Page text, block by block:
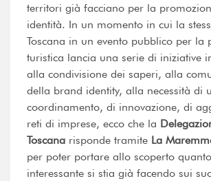
territori già facciano per la
identità. In un momento in cui la
Toscana in un evento pubblico per la
turistica lancia una serie di iniziative
alla condivisione dei saperi, alla
della brand identity, alla necessità di
coordinamento, di innovazione, di
reti di imprese, ecco che la
Toscana risponde tramite La
per poter portare allo scoperto
interessante si stia già facendo sui